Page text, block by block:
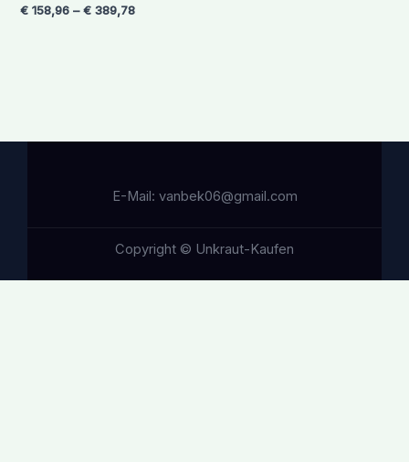
€ 158,96 –€ 389,78
E-Mail: vanbek06@gmail.com
Copyright © Unkraut-Kaufen